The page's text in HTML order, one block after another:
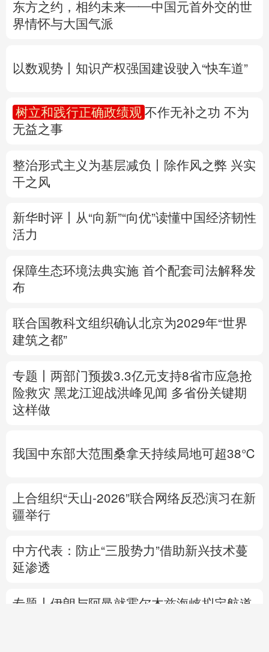
四川 贵州
多语种频道
English Español Français عربى
Deutsch
东方之约，相约未来——中国元首外交的世
界情怀与大国气派
以数观势丨知识产权强国建设驶入“快车道”
树立和践行正确政绩观 不作无补之功 不为
无益之事
整治形式主义为基层减负丨除作风之弊 兴实
干之风
新华时评丨从“向新”“向优”读懂中国经济韧性
活力
保障生态环境法典实施 首个配套司法解释发
布
联合国教科文组织确认北京为2029年“世界
建筑之都”
专题丨 两部门预拨3.3亿元支持8省市应急抢
险救灾 黑龙江迎战洪峰见闻 多省份关键期
这样做
我国中东部大范围桑拿天持续局地可超38℃
上合组织“天山-2026”联合网络反恐演习在新
疆举行
中方代表：防止“三股势力”借助新兴技术蔓
延渗透
专题丨 伊朗与阿曼就霍尔木兹海峡拟定航道